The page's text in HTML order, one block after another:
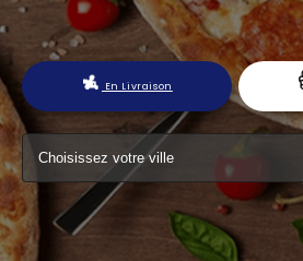
NOTRE RESTAURANT
VOS AVIS
MENTIONS LÉGALES
C.G.V
En Livraison